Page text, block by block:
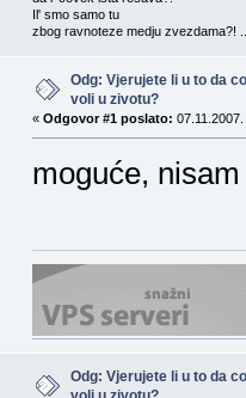
Il' smo samo tu
zbog ravnoteze medju zvezdama?!
Odg: Vjerujete li u to da
voli u zivotu?
« Odgovor #1 poslato:
moguće,
Odg: Vjerujete li u to da